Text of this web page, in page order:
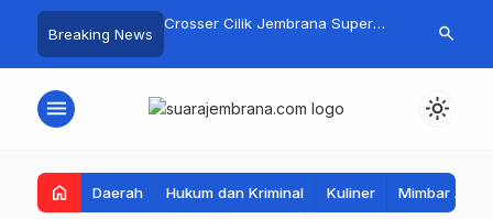
Breaking News
Tenggelam di
Pengambengan
Crosser Cilik Jembrana Super
Motocross 50cc
Jembrana
Mustika Rasa
search
menu light_mode
home Daerah Hukum dan Kriminal Kuliner Mimbar